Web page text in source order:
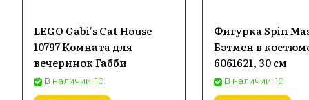
LEGO Gabi's Cat House
10797 Комната для
вечеринок Габби
В наличии: 10
Фигурка Spin
Бэтмен в
6061621, 30 см
В наличии: 10